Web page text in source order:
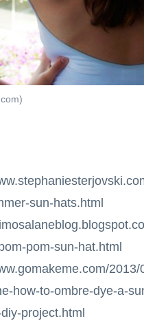
sun-hats.html
pom-sun-hat.html
2013/
how-to-ombre-dye-a-
project.html